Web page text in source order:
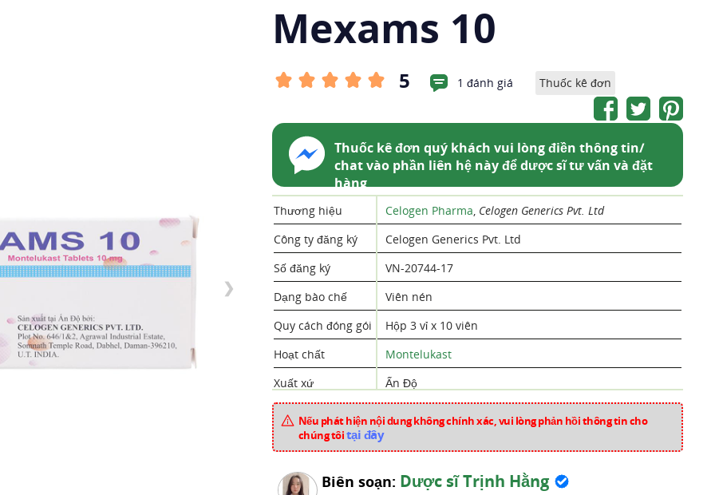
❯
Mexams 10
5 1 đánh giá Thuốc kê đơn
Thuốc kê đơn quý khách vui lòng điền thông tin/
chat vào phần liên hệ này để dược sĩ tư vấn và đặt
hàng
Thương hiệu Celogen Pharma, Celogen Generics Pvt. Ltd
Công ty đăng ký
Celogen Generics Pvt. Ltd
Số đăng ký
VN-20744-17
Dạng bào chế
Viên nén
Quy cách đóng gói
Hộp 3 vỉ x 10 viên
Hoạt chất
Montelukast
Xuất xứ
Ấn Độ
Mã sản phẩm
Chuyên mục
Nếu phát hiện nội dung không chính xác, vui lòng phản hồi thông tin cho
chúng tôitại đây
Biên soạn: Dược sĩ Trịnh Hằng